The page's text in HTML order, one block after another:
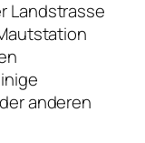
Landstrasse
anderen